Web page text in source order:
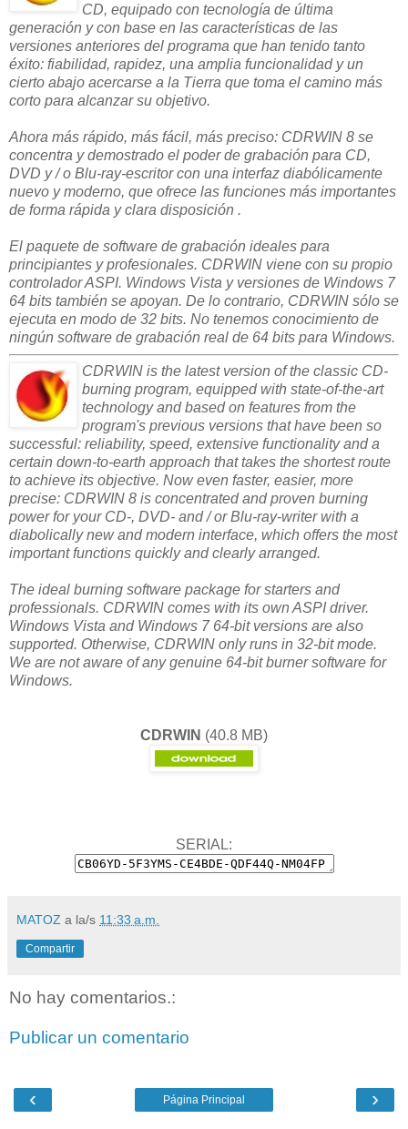
CD, equipado con tecnología de última
generación y con base en las características de las
versiones anteriores del programa que han tenido tanto
éxito: fiabilidad, rapidez, una amplia funcionalidad y un
cierto abajo acercarse a la Tierra que toma el camino más
corto para alcanzar su objetivo.
Ahora más rápido, más fácil, más preciso: CDRWIN 8 se
concentra y demostrado el poder de grabación para CD,
DVD y / o Blu-ray-escritor con una interfaz diabólicamente
nuevo y moderno, que ofrece las funciones más importantes
de forma rápida y clara disposición .
El paquete de software de grabación ideales para
principiantes y profesionales. CDRWIN viene con su propio
controlador ASPI. Windows Vista y versiones de Windows 7
64 bits también se apoyan. De lo contrario, CDRWIN sólo se
ejecuta en modo de 32 bits. No tenemos conocimiento de
ningún software de grabación real de 64 bits para Windows.
CDRWIN is the latest version of the classic CD-
burning program, equipped with state-of-the-art
technology and based on features from the
program's previous versions that have been so
successful: reliability, speed, extensive functionality and a
certain down-to-earth approach that takes the shortest route
to achieve its objective. Now even faster, easier, more
precise: CDRWIN 8 is concentrated and proven burning
power for your CD-, DVD- and / or Blu-ray-writer with a
diabolically new and modern interface, which offers the most
important functions quickly and clearly arranged.
The ideal burning software package for starters and
professionals. CDRWIN comes with its own ASPI driver.
Windows Vista and Windows 7 64-bit versions are also
supported. Otherwise, CDRWIN only runs in 32-bit mode.
We are not aware of any genuine 64-bit burner software for
Windows.
CDRWIN (40.8 MB)
SERIAL:
MATOZ a la/s 11:33 a.m.
Compartir
No hay comentarios.:
Publicar un comentario
‹ ›
Página Principal